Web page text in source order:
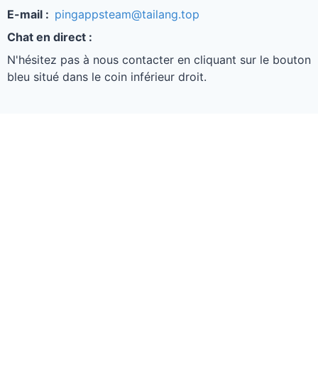
E-mail : pingappsteam@tailang.top
Chat en direct :
N'hésitez pas à nous contacter en cliquant sur le bouton
bleu situé dans le coin inférieur droit.